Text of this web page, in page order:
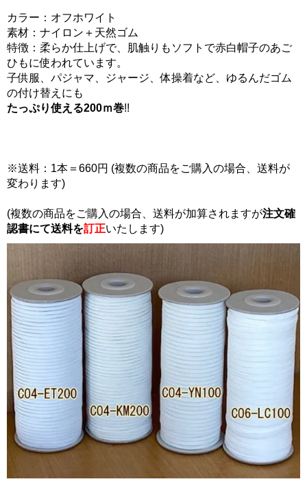
カラー：オフホワイト
素材：ナイロン＋天然ゴム
特徴：柔らか仕上げで、肌触りもソフトで赤白帽子のあご
ひもに使われています。
子供服、パジャマ、ジャージ、体操着など、ゆるんだゴム
の付け替えにも
たっぷり使える200ｍ巻!!
※送料：1本＝660円 (複数の商品をご購入の場合、送料が
変わります)
(複数の商品をご購入の場合、送料が加算されますが注文確
認書にて送料を訂正いたします)